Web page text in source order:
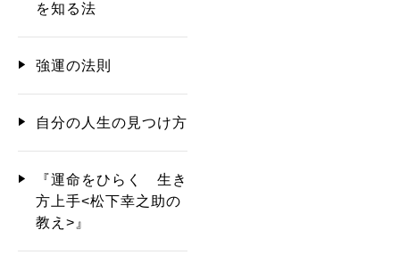
を知る法
強運の法則
自分の人生の見つけ方
『運命をひらく 生き
方上手<松下幸之助の
教え>』